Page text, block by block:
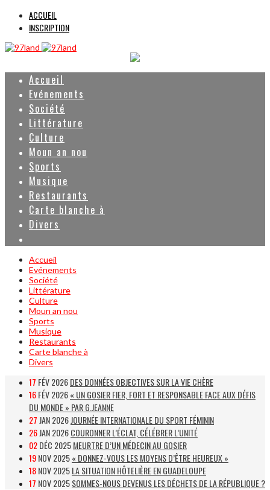
ACCUEIL
INSCRIPTION
Accueil
Evénements
Société
Littérature
Culture
Moun an nou
Sports
Musique
Restaurants
Carte blanche à
Divers
Accueil
Evénements
Société
Littérature
Culture
Moun an nou
Sports
Musique
Restaurants
Carte blanche à
Divers
17 FÉV 2026DES DONNÉES OBJECTIVES SUR LA VIE CHÈRE
16FÉV 2026« UN GOSIER FIER, FORT ET RESPONSABLE FACE AUX DÉFIS
DU MONDE » PAR G.JEANNE
27 JAN 2026JOURNÉE INTERNATIONALE DU SPORT FÉMININ
26JAN 2026COURONNER L’ÉCLAT, CÉLÉBRER L’UNITÉ
02DÉC 2025MEURTRE D’UN MÉDECIN AU GOSIER
19NOV 2025« DONNEZ-VOUS LES MOYENS D’ÊTRE HEUREUX »
18NOV 2025LA SITUATION HÔTELIÈRE EN GUADELOUPE
17 NOV 2025SOMMES-NOUS DEVENUS LES DÉCHETS DE LA RÉPUBLIQUE ?